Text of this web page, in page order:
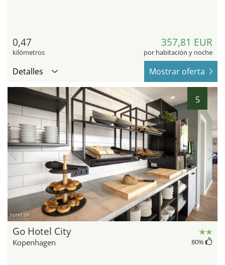
0,47
kilómetros
357,81 EUR
por habitación y noche
Detalles Mostrar oferta
5
hotel.de
Go Hotel City
Kopenhagen 80%